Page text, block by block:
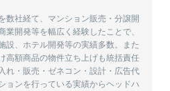
数社経て、マンション販売・分譲開
開発等を幅広く経験したことで、
設、ホテル開発等の実績多数。また
高額商品の物件立ち上げも統括責任
れ・販売・ゼネコン・設計・広告代
ョンを行っている実績からヘッドハ